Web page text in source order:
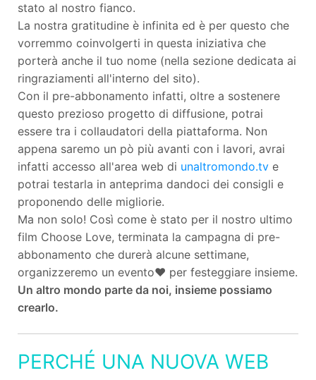
stato al nostro fianco.
La nostra gratitudine è infinita ed è per questo che
vorremmo coinvolgerti in questa iniziativa che
porterà anche il tuo nome (nella sezione dedicata ai
ringraziamenti all'interno del sito).
Con il pre-abbonamento infatti, oltre a sostenere
questo prezioso progetto di diffusione, potrai
essere tra i collaudatori della piattaforma. Non
appena saremo un pò più avanti con i lavori, avrai
infatti accesso all'area web di unaltromondo.tv e
potrai testarla in anteprima dandoci dei consigli e
proponendo delle migliorie.
Ma non solo! Così come è stato per il nostro ultimo
film Choose Love, terminata la campagna di pre-
abbonamento che durerà alcune settimane,
organizzeremo un evento♥ per festeggiare insieme.
Un altro mondo parte da noi, insieme possiamo
crearlo.
PERCHÉ UNA NUOVA WEB